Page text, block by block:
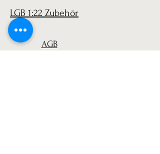
LGB 1:22 Zubehör
AGB